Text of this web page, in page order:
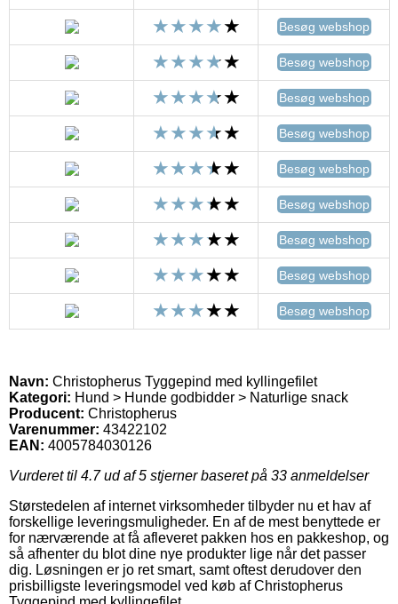
Besøg webshop
Besøg webshop
Besøg webshop
Besøg webshop
Besøg webshop
Besøg webshop
Besøg webshop
Besøg webshop
Besøg webshop
Navn: Christopherus Tyggepind med kyllingefilet
Kategori: Hund > Hunde godbidder > Naturlige snack
Producent: Christopherus
Varenummer: 43422102
EAN: 4005784030126
Vurderet til 4.7ud af 5 stjerner baseret på 33 anmeldelser
Størstedelen af internet virksomheder tilbyder nu et hav af
forskellige leveringsmuligheder. En af de mest benyttede er
for nærværende at få afleveret pakken hos en pakkeshop, og
så afhenter du blot dine nye produkter lige når det passer
dig. Løsningen er jo ret smart, samt oftest derudover den
prisbilligste leveringsmodel ved køb af Christopherus